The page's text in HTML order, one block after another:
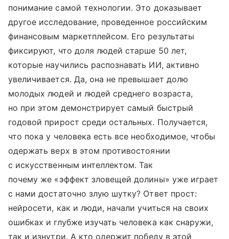
понимание самой технологии. Это доказывает
другое исследование, проведенное российским
финансовым маркетплейсом. Его результаты
фиксируют, что доля людей старше 50 лет,
которые научились распознавать ИИ, активно
увеличивается. Да, она не превышает долю
молодых людей и людей среднего возраста,
но при этом демонстрирует самый быстрый
годовой прирост среди остальных. Получается,
что пока у человека есть все необходимое, чтобы
одержать верх в этом противостоянии
с искусственным интеллектом. Так
почему же «эффект зловещей долины» уже играет
с нами достаточно злую шутку? Ответ прост:
нейросети, как и люди, начали учиться на своих
ошибках и глубже изучать человека как снаружи,
так и изнутри. А кто одержит победу в этой